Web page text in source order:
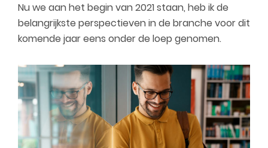
Nu we aan het begin van 2021 staan, heb ik de
belangrijkste perspectieven in de branche voor dit
komende jaar eens onder de loep genomen.